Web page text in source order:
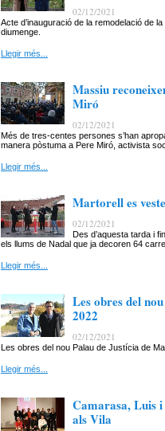
02/12/2021
Acte d’inauguració de la remodelació de
diumenge.
Llegir més...
Massiu
Miró
02/12/2021
Més de tres-centes persones s’han
manera pòstuma a Pere Miró, activista
Llegir més...
Martorell es
02/12/2021
Des d’aquesta tarda i
els llums de Nadal que ja decoren 64
Llegir més...
Les obres del
2022
02/12/2021
Les obres del nou Palau de Justícia de
Llegir més...
Camarasa, Luis i
als Vila